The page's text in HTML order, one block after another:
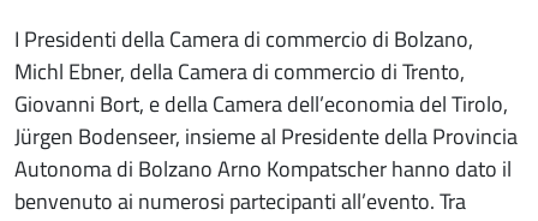
I Presidenti della Camera di commercio di Bolzano,
Michl Ebner, della Camera di commercio di Trento,
Giovanni Bort, e della Camera dell’economia del Tirolo,
Jürgen Bodenseer, insieme al Presidente della Provincia
Autonoma di Bolzano Arno Kompatscher hanno dato il
benvenuto ai numerosi partecipanti all’evento. Tra